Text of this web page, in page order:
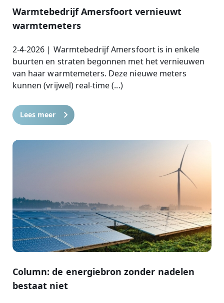
Warmtebedrijf Amersfoort vernieuwt
warmtemeters
2-4-2026 | Warmtebedrijf Amersfoort is in enkele
buurten en straten begonnen met het vernieuwen
van haar warmtemeters. Deze nieuwe meters
kunnen (vrijwel) real-time (...)
Lees meer
Column: de energiebron zonder nadelen
bestaat niet